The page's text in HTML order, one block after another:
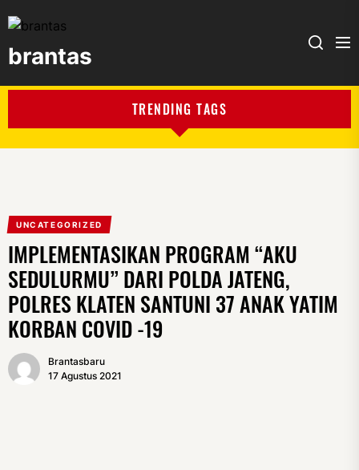
brantas
TRENDING TAGS
UNCATEGORIZED
IMPLEMENTASIKAN PROGRAM “AKU
SEDULURMU” DARI POLDA JATENG,
POLRES KLATEN SANTUNI 37 ANAK YATIM
KORBAN COVID -19
Brantasbaru
17 Agustus 2021